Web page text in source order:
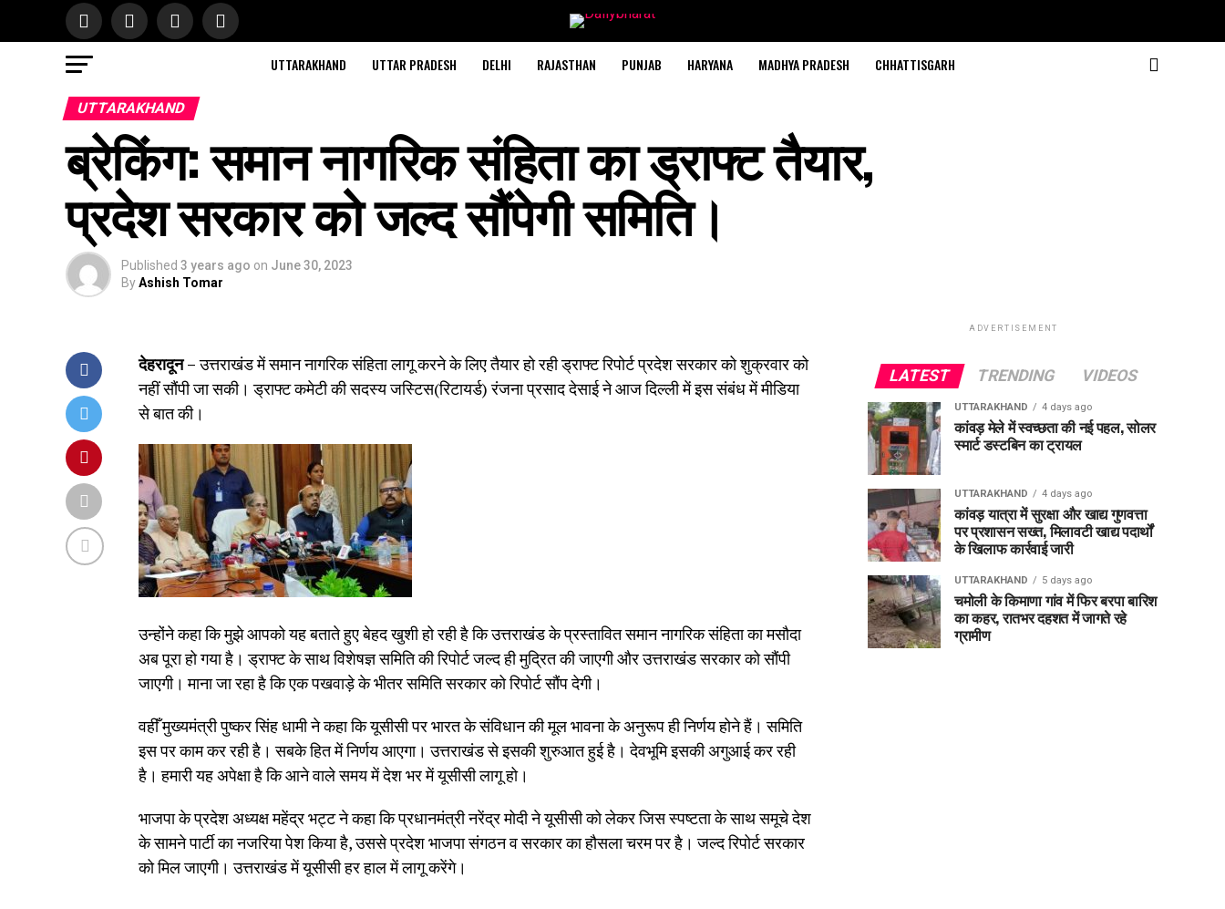
UTTARAKHAND UTTAR PRADESH DELHI RAJASTHAN PUNJAB HARYANA MADHYA PRADESH CHHATTISGARH
UTTARAKHAND
ब्रेकिंग: समान नागरिक संहिता का ड्राफ्ट तैयार,
प्रदेश सरकार को जल्द सौंपेगी समिति।
Published 3 years ago on June 30, 2023
ByAshish Tomar
देहरादून –उत्तराखंड में समान नागरिक संहिता लागू करने के लिए तैयार हो रही ड्राफ्ट रिपोर्ट प्रदेश सरकार को शुक्रवार को
नहीं सौंपी जा सकी। ड्राफ्ट कमेटी की सदस्य जस्टिस(रिटायर्ड) रंजना प्रसाद देसाई ने आज दिल्ली में इस संबंध में मीडिया
से बात की।
उन्होंने कहा कि मुझे आपको यह बताते हुए बेहद खुशी हो रही है कि उत्तराखंड के प्रस्तावित समान नागरिक संहिता का मसौदा
अब पूरा हो गया है। ड्राफ्ट के साथ विशेषज्ञ समिति की रिपोर्ट जल्द ही मुद्रित की जाएगी और उत्तराखंड सरकार को सौंपी
जाएगी। माना जा रहा है कि एक पखवाड़े के भीतर समिति सरकार को रिपोर्ट सौंप देगी।
वहीँ मुख्यमंत्री पुष्कर सिंह धामी ने कहा कि यूसीसी पर भारत के संविधान की मूल भावना के अनुरूप ही निर्णय होने हैं। समिति
इस पर काम कर रही है। सबके हित में निर्णय आएगा। उत्तराखंड से इसकी शुरुआत हुई है। देवभूमि इसकी अगुआई कर रही
है। हमारी यह अपेक्षा है कि आने वाले समय में देश भर में यूसीसी लागू हो।
भाजपा के प्रदेश अध्यक्ष महेंद्र भट्ट ने कहा कि प्रधानमंत्री नरेंद्र मोदी ने यूसीसी को लेकर जिस स्पष्टता के साथ समूचे देश
के सामने पार्टी का नजरिया पेश किया है, उससे प्रदेश भाजपा संगठन व सरकार का हौसला चरम पर है। जल्द रिपोर्ट सरकार
को मिल जाएगी। उत्तराखंड में यूसीसी हर हाल में लागू करेंगे।
ADVERTISEMENT
LATEST TRENDING VIDEOS
UTTARAKHAND 4 days ago
कांवड़ मेले में स्वच्छता की नई पहल, सोलर
स्मार्ट डस्टबिन का ट्रायल
UTTARAKHAND 4 days ago
कांवड़ यात्रा में सुरक्षा और खाद्य गुणवत्ता
पर प्रशासन सख्त, मिलावटी खाद्य पदार्थों
के खिलाफ कार्रवाई जारी
UTTARAKHAND 5 days ago
चमोली के किमाणा गांव में फिर बरपा बारिश
का कहर, रातभर दहशत में जागते रहे
ग्रामीण